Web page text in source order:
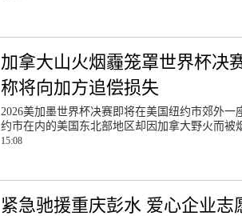
加拿大山火烟霾笼罩世界杯决
称将向加方追偿损失
2026美加墨世界杯决赛即将在美国纽约市郊外一
约市在内的美国东北部地区却因加拿大野火而被
15:08
紧急驰援重庆彭水 爱心企业志